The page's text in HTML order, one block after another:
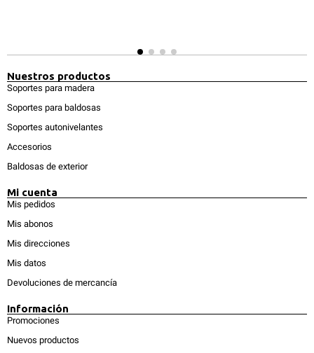
Nuestros productos
Soportes para madera
Soportes para baldosas
Soportes autonivelantes
Accesorios
Baldosas de exterior
Mi cuenta
Mis pedidos
Mis abonos
Mis direcciones
Mis datos
Devoluciones de mercancía
Información
Promociones
Nuevos productos